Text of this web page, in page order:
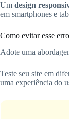
Um design
em smartphones e
Como evitar esse
Adote uma
Teste seu site em
uma experiência do